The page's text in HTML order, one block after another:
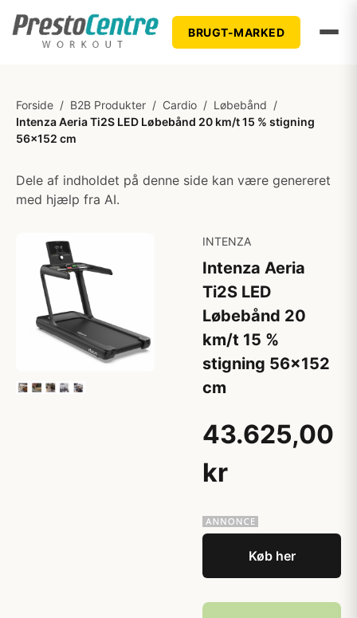
BRUGT-MARKED
Forside / B2B Produkter / Cardio / Løbebånd /
Intenza Aeria Ti2S LED Løbebånd 20 km/t 15 % stigning
56x152 cm
Dele af indholdet på denne side kan være genereret
med hjælp fra AI.
INTENZA
Intenza Aeria
Ti2S LED
Løbebånd 20
km/t 15 %
stigning 56x152
cm
43.625,00
kr
Køb her